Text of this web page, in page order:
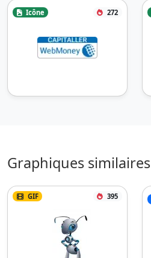
Icône 272
Graphiques similaires
GIF 395